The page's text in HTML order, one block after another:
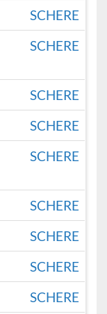
SCHERE
SCHERE
SCHERE
SCHERE
SCHERE
SCHERE
SCHERE
SCHERE
SCHERE